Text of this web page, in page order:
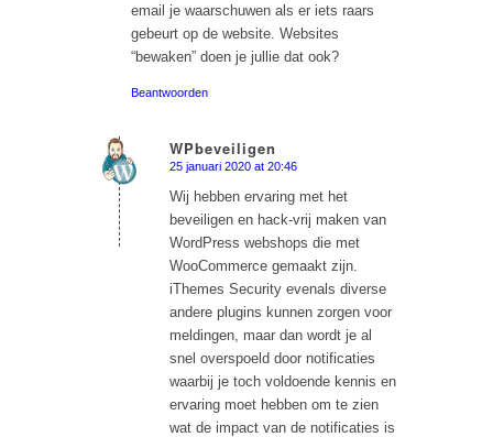
email je waarschuwen als er iets raars
gebeurt op de website. Websites
“bewaken” doen je jullie dat ook?
Beantwoorden
WPbeveiligen
says:
25 januari 2020 at 20:46
Wij hebben ervaring met het
beveiligen en hack-vrij maken van
WordPress webshops die met
WooCommerce gemaakt zijn.
iThemes Security evenals diverse
andere plugins kunnen zorgen voor
meldingen, maar dan wordt je al
snel overspoeld door notificaties
waarbij je toch voldoende kennis en
ervaring moet hebben om te zien
wat de impact van de notificaties is